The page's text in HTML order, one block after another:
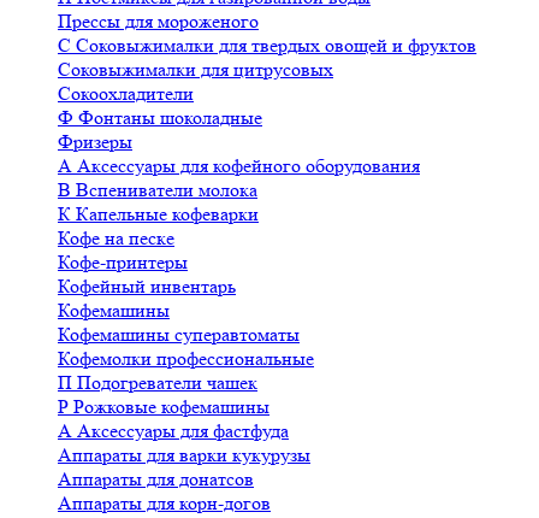
Прессы для мороженого
С Соковыжималки для твердых овощей и фруктов
Соковыжималки для цитрусовых
Сокоохладители
Ф Фонтаны шоколадные
Фризеры
А Аксессуары для кофейного оборудования
В Вспениватели молока
К Капельные кофеварки
Кофе на песке
Кофе-принтеры
Кофейный инвентарь
Кофемашины
Кофемашины суперавтоматы
Кофемолки профессиональные
П Подогреватели чашек
Р Рожковые кофемашины
А Аксессуары для фастфуда
Аппараты для варки кукурузы
Аппараты для донатсов
Аппараты для корн-догов